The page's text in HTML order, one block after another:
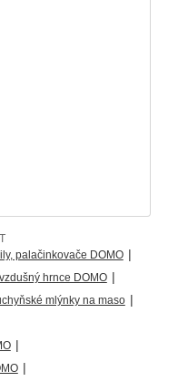
palačinkovače DOMO |
hrnce DOMO |
mlýnky na maso |
|
|